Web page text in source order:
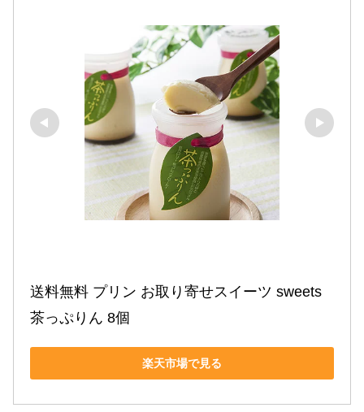
送料無料 プリン お取り寄せスイーツ sweets
茶っぷりん 8個
楽天市場で見る